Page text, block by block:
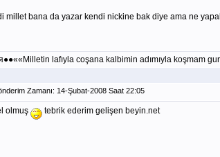
millet bana da yazar kendi nickine bak diye ama ne
lafıyla coşana kalbimin adımıyla koşmam
Zamanı: 14-Şubat-2008 Saat 22:05
olmuş tebrik ederim gelişen beyin.net